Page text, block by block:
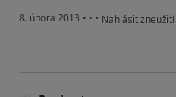
8. února 2013 • • • podle názoru
Nahlásit zneužití